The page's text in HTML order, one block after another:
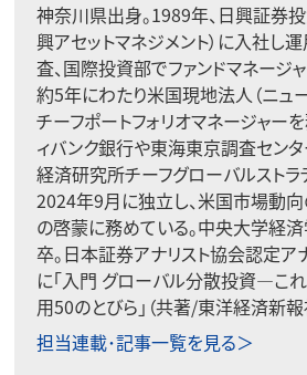
神奈川県出身。1989年、日興証券
興アセットマネジメント）に入社し
査、国際投資部でファンドマネージ
約5年にわたり米国現地法人（ニュ
チーフポートフォリオマネージャー
ィバンク銀行や東海東京調査セン
経済研究所チーフグローバルストラ
2024年9月に独立し、米国市場動
の啓蒙に務めている。中央大学経
卒。日本証券アナリスト協会認定アナ
に「入門 グローバル分散投資―こ
用50のとびら」（共著/東洋経済新報
担当連載･記事一覧を見る＞